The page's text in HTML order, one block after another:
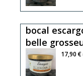
bocal
belle
17,90 €